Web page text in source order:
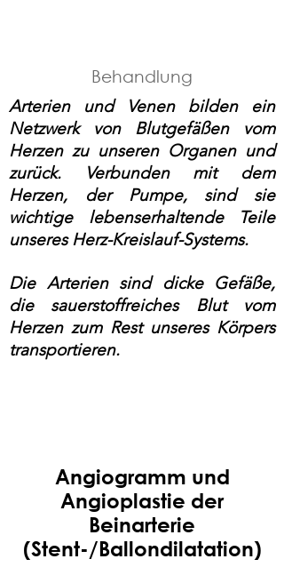
Behandlung
Arterien und Venen bilden ein
Netzwerk von Blutgefäßen vom
Herzen zu unseren Organen und
zurück. Verbunden mit dem
Herzen, der Pumpe, sind sie
wichtige lebenserhaltende Teile
unseres Herz-Kreislauf-Systems.
Die Arterien sind dicke Gefäße,
die sauerstoffreiches Blut vom
Herzen zum Rest unseres Körpers
transportieren.
Angiogramm und
Angioplastie der
Beinarterie
(Stent-/Ballondilatation)